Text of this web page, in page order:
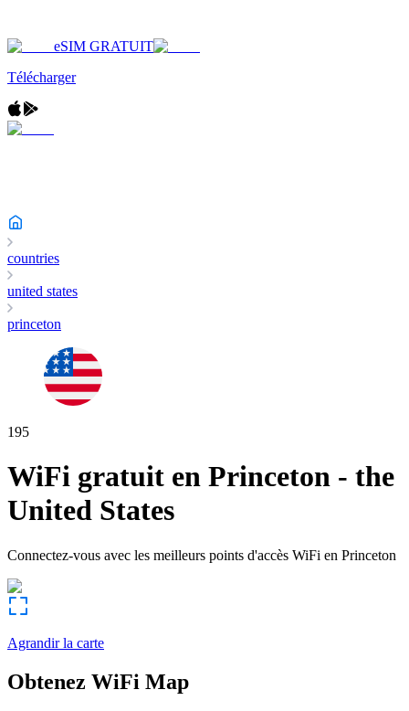
eSIM GRATUIT
Télécharger
countries
united states
princeton
195
WiFi gratuit en Princeton - the
United States
Connectez-vous avec les meilleurs points d'accès WiFi en Princeton
Agrandir la carte
Obtenez WiFi Map